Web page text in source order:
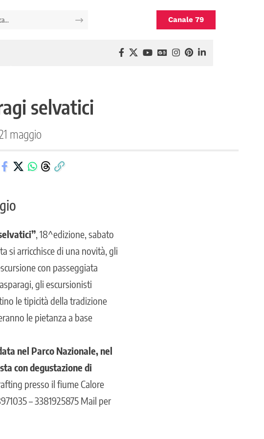
Canale 79
selvatici
maggio
, 18^edizione, sabato
si arricchisce di una novità, gli
con passeggiata
gli escursionisti
le tipicità della tradizione
le pietanza a base
nel Parco Nazionale, nel
con degustazione di
presso il fiume Calore
– 3381925875 Mail per